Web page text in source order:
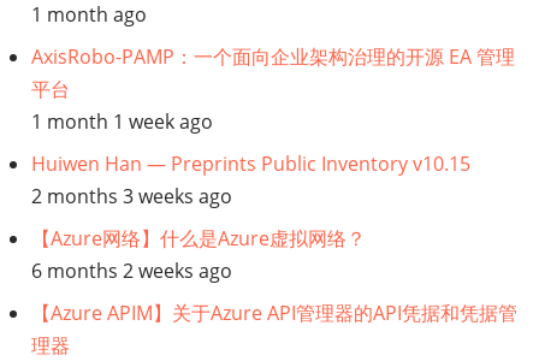
台
1 month ago
AxisRobo-PAMP：一个面向企业架构治理的开源 EA 管理
平台
1 month 1 week ago
Huiwen Han — Preprints Public Inventory v10.15
2 months 3 weeks ago
【Azure网络】什么是Azure虚拟网络？
6 months 2 weeks ago
【Azure APIM】关于Azure API管理器的API凭据和凭据管
理器